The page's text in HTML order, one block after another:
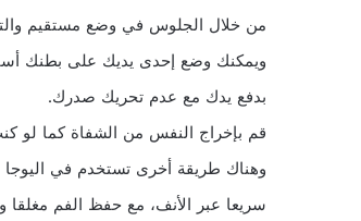
من خلال الجلوس في وضع مستقيم والتكرار
ويمكنك وضع إحدى يديك على بطنك
بدفع يدك مع عدم تحريك صدرك.
قم بإخراج النفس من الشفاة كما لو
وهناك طريقة أخرى تستخدم في اليوجا
سريعا عبر الأنف، مع حفظ الفم مغلقا